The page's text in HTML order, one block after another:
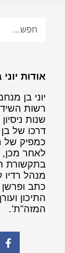
אודות
יוני בן
רשות
שנות
דרכו של
כמפיק של
לאחר מכן,
בתקשורת
מנהל רדיו
כתב ופרשן
התיכון
המזה"ת'.